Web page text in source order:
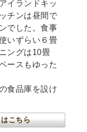
イランドキッ
チンは昼間で
でした。食事
いずらい６畳
ングは10畳
ースもゆった
食品庫を設け
こちら